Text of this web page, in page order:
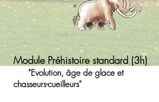
Module Préhistoire standard (3h)
"Evolution, âge de glace et
chasseurs-cueilleurs"